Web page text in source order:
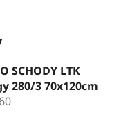
SCHODY LTK
280/3 70x120cm